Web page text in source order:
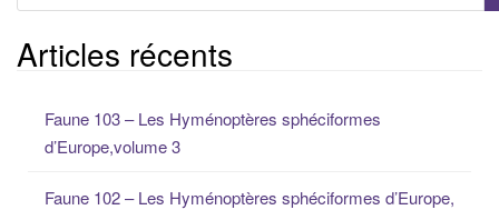
e
c
hArticles récents
Faune 103 – Les Hyménoptères sphéciformes
d’Europe,volume 3
Faune 102 – Les Hyménoptères sphéciformes d’Europe,